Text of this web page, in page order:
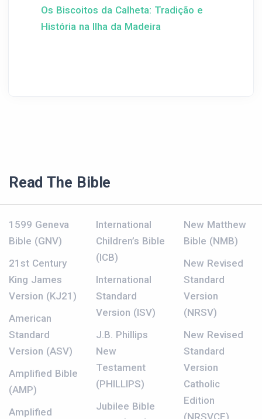
Os Biscoitos da Calheta: Tradição e
História na Ilha da Madeira
Read The Bible
1599 Geneva
Bible (GNV)
21st Century
King James
Version (KJ21)
American
Standard
Version (ASV)
Amplified Bible
(AMP)
Amplified
International
Children’s Bible
(ICB)
International
Standard
Version (ISV)
J.B. Phillips
New
Testament
(PHILLIPS)
Jubilee Bible
New Matthew
Bible (NMB)
New Revised
Standard
Version
(NRSV)
New Revised
Standard
Version
Catholic
Edition
(NRSVCE)